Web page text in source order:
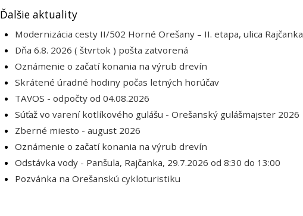
Ďalšie aktuality
Modernizácia cesty II/502 Horné Orešany – II. etapa, ulica Rajčanka
Dňa 6.8. 2026 ( štvrtok ) pošta zatvorená
Oznámenie o začatí konania na výrub drevín
Skrátené úradné hodiny počas letných horúčav
TAVOS - odpočty od 04.08.2026
Súťaž vo varení kotlíkového gulášu - Orešanský gulášmajster 2026
Zberné miesto - august 2026
Oznámenie o začatí konania na výrub drevín
Odstávka vody - Panšula, Rajčanka, 29.7.2026 od 8:30 do 13:00
Pozvánka na Orešanskú cykloturistiku